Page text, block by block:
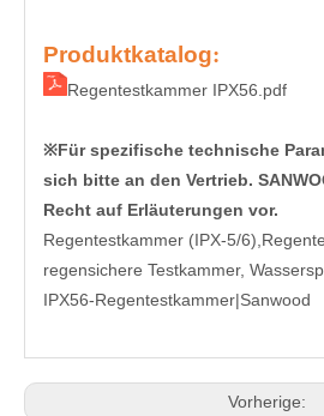
Produktkatalog:
Regentestkammer IPX56.pdf
※Für spezifische technische
sich bitte an den Vertrieb.
Recht auf Erläuterungen vor.
Regentestkammer (IPX-5/6)
regensichere Testkammer,
IPX56-Regentestkammer|Sanwood
Vorherige: